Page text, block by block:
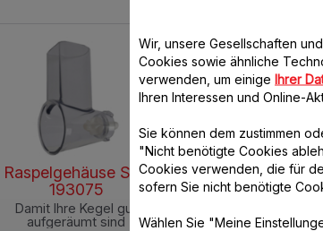
Raspelgehäuse SS-
193075
Damit Ihre Kegel gut
aufgeräumt sind
Kegel zum Raspeln-
grob SS-
Wir, unsere Gesellschaften und
Cookies sowie ähnliche
verwenden, um einige Ihrer
Ihren Interessen und Online-
Sie können dem zustimmen
"Nicht benötigte Cookies
Cookies verwenden, die für
sofern Sie nicht benötigte
Wählen Sie "Meine